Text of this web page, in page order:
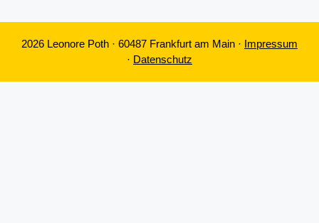
2026 Leonore Poth · 60487 Frankfurt am Main · Impressum
· Datenschutz